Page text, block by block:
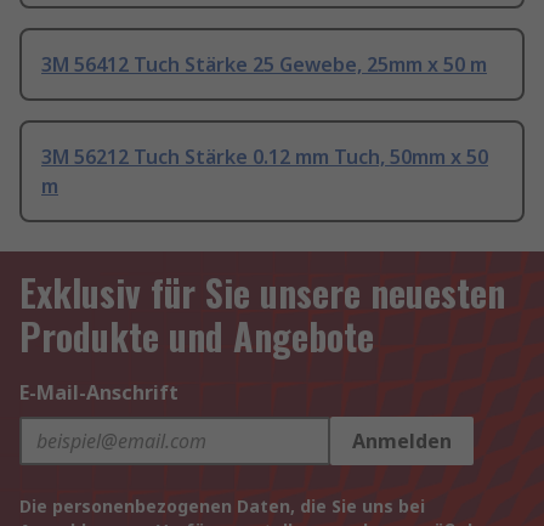
3M 56412 Tuch Stärke 25 Gewebe, 25mm x 50 m
3M 56212 Tuch Stärke 0.12 mm Tuch, 50mm x 50
m
Exklusiv für Sie unsere neuesten
Produkte und Angebote
E-Mail-Anschrift
Anmelden
Die personenbezogenen Daten, die Sie uns bei